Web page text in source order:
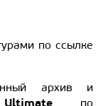
по ссылке
архив и
по